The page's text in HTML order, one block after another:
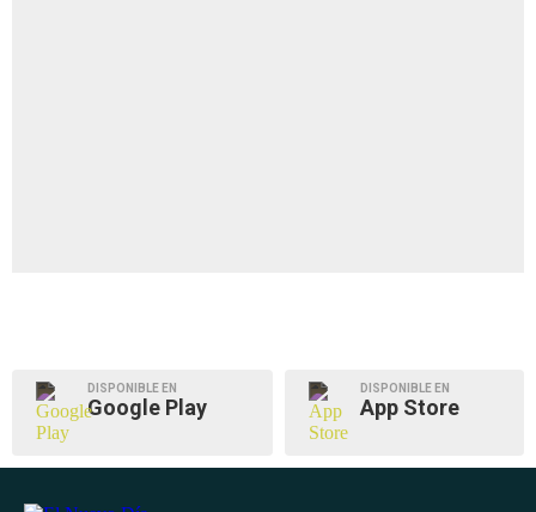
DISPONIBLE EN
Google Play
DISPONIBLE EN
App Store